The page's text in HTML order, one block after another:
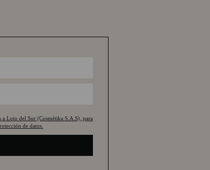
Loto del Sur (Cosmétika S.A.S), para
de datos.